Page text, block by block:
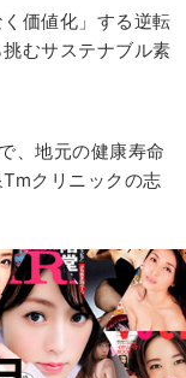
価値化」する逆転
むサステナブル素
、地元の健康寿命
クリニックの志